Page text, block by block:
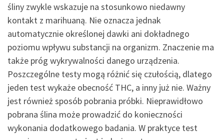
śliny zwykle wskazuje na stosunkowo niedawny
kontakt z marihuaną. Nie oznacza jednak
automatycznie określonej dawki ani dokładnego
poziomu wpływu substancji na organizm. Znaczenie ma
także próg wykrywalności danego urządzenia.
Poszczególne testy mogą różnić się czułością, dlatego
jeden test wykaże obecność THC, a inny już nie. Ważny
jest również sposób pobrania próbki. Nieprawidłowo
pobrana ślina może prowadzić do konieczności
wykonania dodatkowego badania. W praktyce test